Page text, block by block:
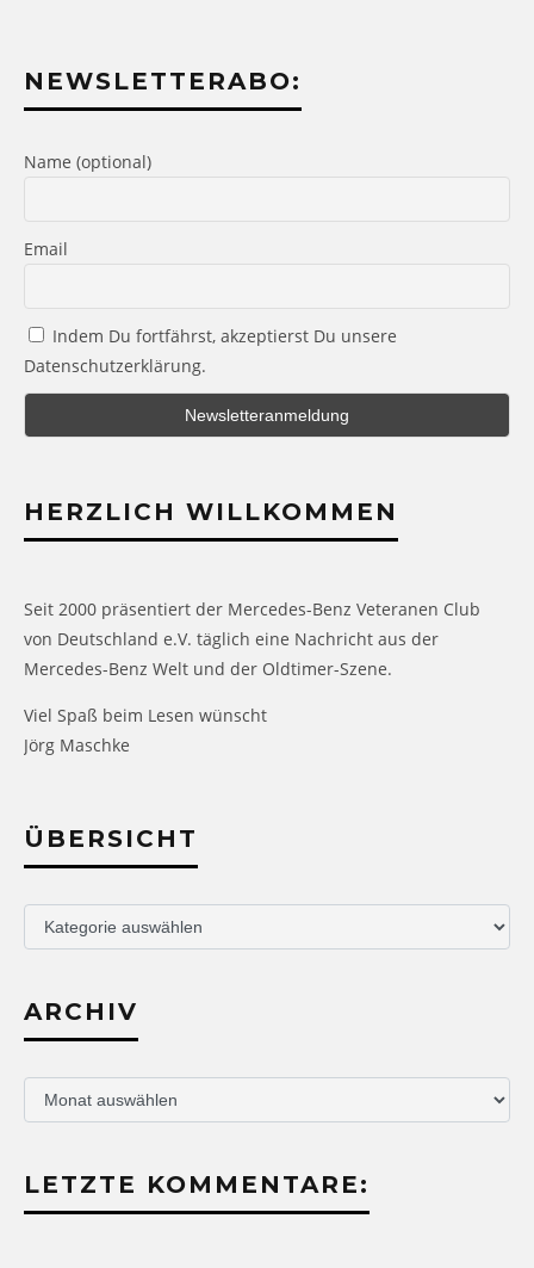
NEWSLETTERABO:
Name (optional)
Email
Indem Du fortfährst, akzeptierst Du unsere
Datenschutzerklärung.
HERZLICH WILLKOMMEN
Seit 2000 präsentiert der Mercedes-Benz Veteranen Club
von Deutschland e.V. täglich eine Nachricht aus der
Mercedes-Benz Welt und der Oldtimer-Szene.
Viel Spaß beim Lesen wünscht
Jörg Maschke
ÜBERSICHT
Übersicht
ARCHIV
Archiv
LETZTE KOMMENTARE: